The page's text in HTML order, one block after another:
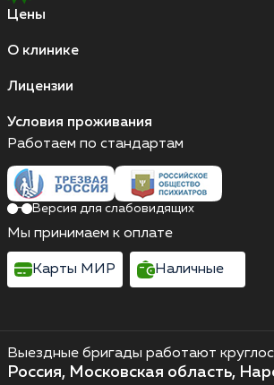
Цены
О клинике
Лицензии
Условия проживания
Выездные бригады работают
Россия, Московская область,
Работаем по стандартам
Версия для слабовидящих
Мы принимаем к оплате
Карты МИР Наличные